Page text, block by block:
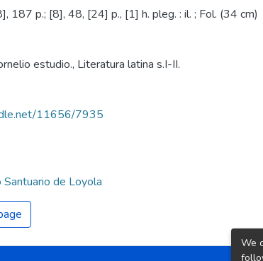
187 p.; [8], 48, [24] p., [1] h. pleg. : il. ; Fol. (34 cm)
estudio., Literatura latina s.I-II.
11656/7935
de Loyola
We